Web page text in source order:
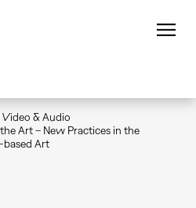
Video & Audio
Art – New Practices in the
Art